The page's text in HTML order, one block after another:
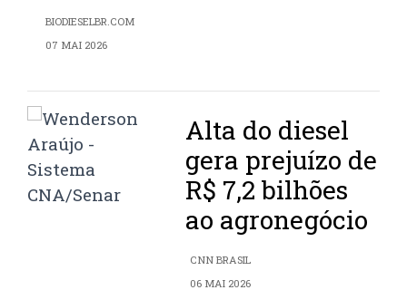
BIODIESELBR.COM
07 MAI 2026
Alta do diesel
gera prejuízo de
R$ 7,2 bilhões
ao agronegócio
CNN BRASIL
06 MAI 2026